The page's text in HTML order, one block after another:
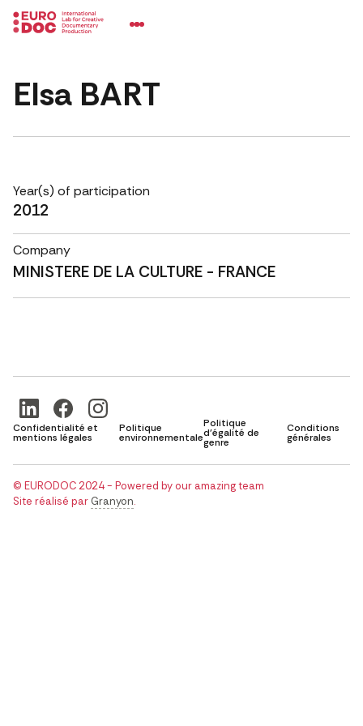
Elsa BART
Year(s) of participation
2012
Company
MINISTERE DE LA CULTURE - FRANCE
Confidentialité et
mentions légales
Politique
environnementale
Politique
d'égalité de
genre
Conditions
générales
© EURODOC 2024 - Powered by our amazing team
Site réalisé par Granyon.